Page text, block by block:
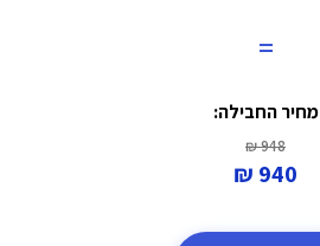
=
מחיר החבילה:
948 ₪
940 ₪